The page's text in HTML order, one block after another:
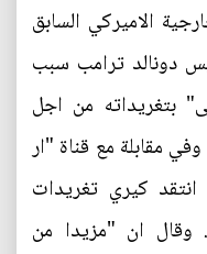
الاميركي السابق
دونالد ترامب سبب
بتغريداته من اجل
مقابلة مع قناة "ار
كيري تغريدات
وقال ان "مزيدا من